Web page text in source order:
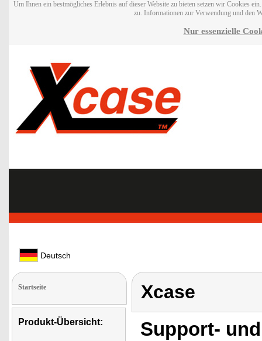
Um Ihnen ein bestmögliches Erlebnis auf dieser Website zu bieten setzen wir Cookies
zu. Informationen zur Verwendung und den
Nur essenzielle
Deutsch
Startseite
Produkt-Übersicht:
Xcase
Support-